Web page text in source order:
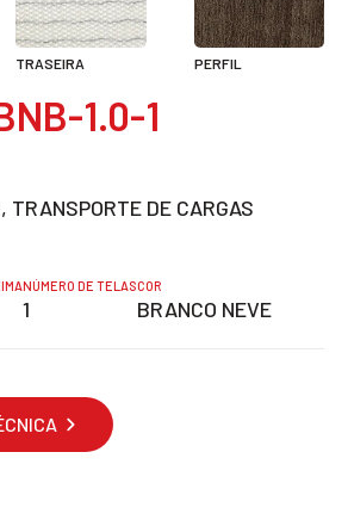
1.0-1
TRANSPORTE DE CARGAS
NÚMERO DE TELAS
1
COR
BRANCO NEVE
TRASEIRA PERFIL